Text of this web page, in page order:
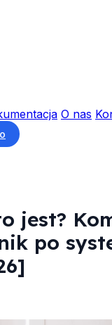
O nas
jest?
po